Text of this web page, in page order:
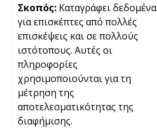
Καταγράφει δεδομένα
για επισκέπτες από πολλές
επισκέψεις και σε πολλούς
ιστότοπους. Αυτές οι
πληροφορίες
χρησιμοποιούνται για τη
μέτρηση της
αποτελεσματικότητας της
διαφήμισης.